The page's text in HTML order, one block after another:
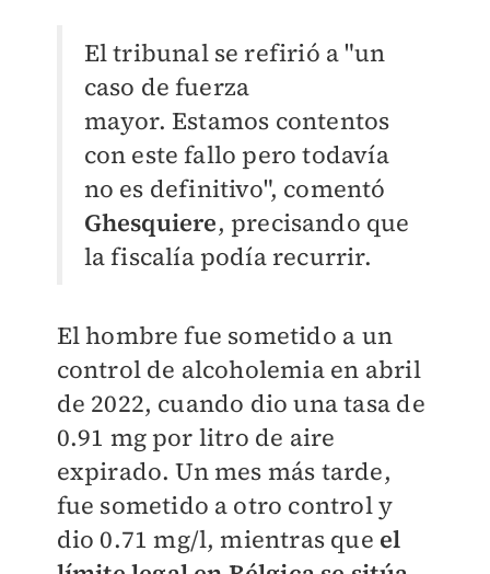
El tribunal se refirió a "un
caso de fuerza
mayor. Estamos contentos
con este fallo pero todavía
no es definitivo", comentó
Ghesquiere, precisando que
la fiscalía podía recurrir.
El hombre fue sometido a un
control de alcoholemia en abril
de 2022, cuando dio una tasa de
0.91 mg por litro de aire
expirado. Un mes más tarde,
fue sometido a otro control y
dio 0.71 mg/l, mientras que el